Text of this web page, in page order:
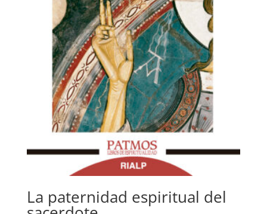
La paternidad espiritual del